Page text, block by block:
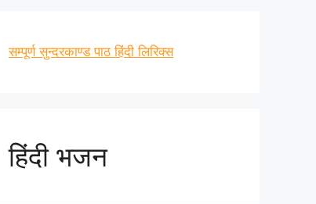
सम्पूर्ण सुन्दरकाण्ड पाठ हिंदी लिरिक्स
हिंदी भजन